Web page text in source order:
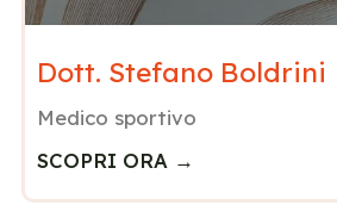
Dott. Stefano Boldrini
Medico sportivo
SCOPRI ORA →